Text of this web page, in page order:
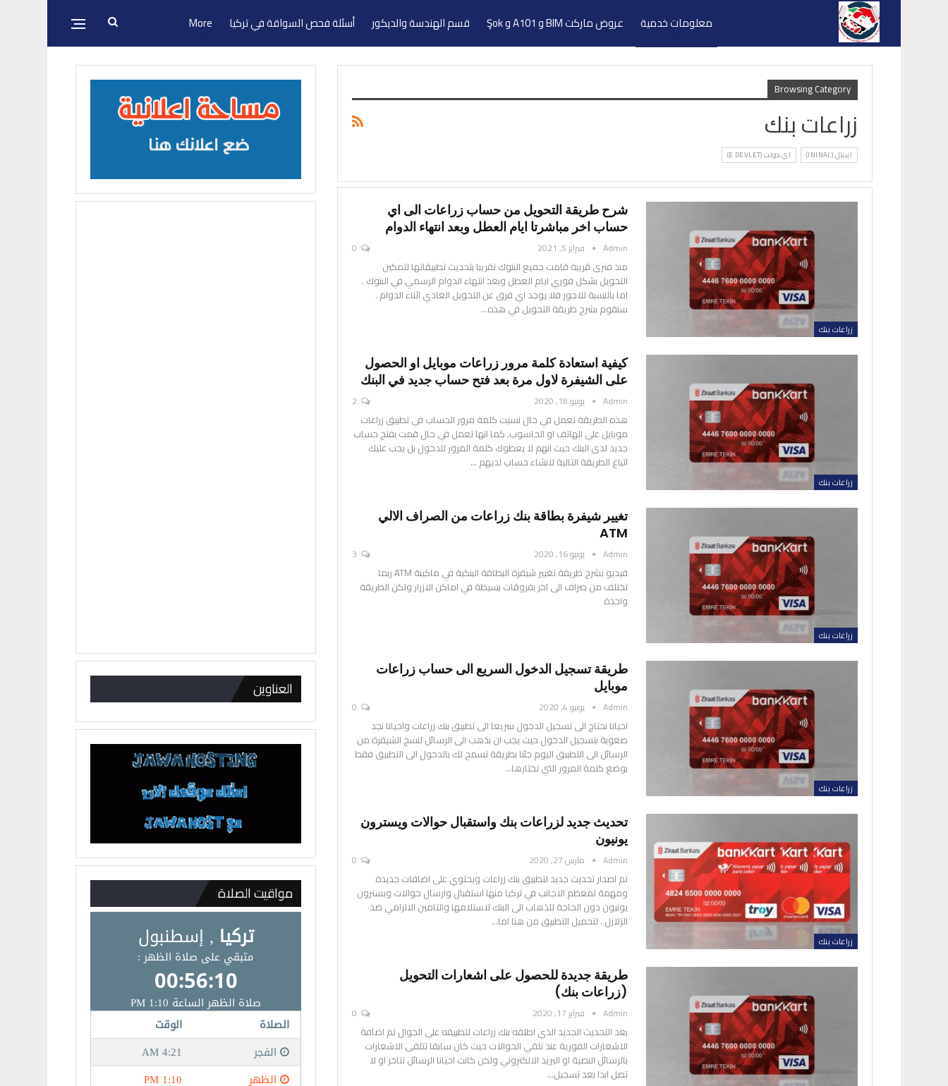
معلومات خدمية عروض ماركت BIM و A101 و Şok قسم الهندسة والديكور أسئلة فحص السواقة في تركيا More
Browsing Category
زراعات بنك
انينال (ININAL) اي دولت (E DEVLET)
زراعات بنك
شرح طريقة التحويل من حساب زراعات الى اي
حساب اخر مباشرتا ايام العطل وبعد انتهاء الدوام
Admin فبراير 5, 2021
منذ فترى قريبة قامت جميع البنوك تقريبا بتحديث تطبيقاتها لتمكين
التحويل بشكل فوري ايام العطل وبعد انتهاء الدوام الرسمي في البنوك .
اما بالنسبة للاجور فلا يوجد اي فرق عن التحويل العادي اثناء الدوام .
سنقوم بشرح طريقة التحويل في هذه…
زراعات بنك
كيفية استعادة كلمة مرور زراعات موبايل او الحصول
على الشيفرة لاول مرة بعد فتح حساب جديد في البنك
Admin يونيو 18, 2020
هذه الطريقة تعمل في حال نسيت كلمة مرور الحساب في تطبيق زراعات
موبايل على الهاتف او الحاسوب. كما انها تعمل في حال قمت بفتح حساب
جديد لدى البنك حيث انهم لا يعطوك كلمة المرور للدخول بل يجب عليك
اتباع الطريقة التالية لانشاء حساب لديهم …
زراعات بنك
تغيير شيفرة بطاقة بنك زراعات من الصراف الالي
ATM
Admin يونيو 16, 2020
فيديو يشرح طريقة تغيير شيفرة البطاقة البنكية في ماكينة ATM ربما
تختلف من صراف الى اخر بفروقات بسيطة في اماكن الازرار ولكن الطريقة
واحدة
زراعات بنك
طريقة تسجيل الدخول السريع الى حساب زراعات
موبايل
Admin يونيو 4, 2020
احيانا نحتاج الى تسجيل الدخول سريعا الى تطبيق بنك زراعات واحيانا نجد
صعوبة بتسجيل الدخول حيث يجب ان نذهب الى الرسائل لنسخ الشيفرة من
الرسائل الى التطبيق اليوم جئنا بطريقة تسمح لك بالدخول الى التطبيق فقط
بوضع كلمة المرور التي تختارها…
زراعات بنك
تحديث جديد لزراعات بنك واستقبال حوالات ويسترون
يونيون
Admin مارس 27, 2020
تم اصدار تحديث جديد لتطبيق بنك زراعات ويحتوي على اضافات جديدة
ومهمة لمعظم الاجانب في تركيا منها استقبال وارسال حوالات ويسترون
يونيون دون الحاجة للذهاب الى البنك لاستلامها والتامين الالزامي ضد
الزلازل . لتحميل التطبيق من هنا اما…
طريقة جديدة للحصول على اشعارات التحويل
(زراعات بنك)
Admin فبراير 17, 2020
بعد التحديث الجديد الذي اطلقه بنك زراعات لتطبيقه على الجوال تم اضافة
الاشعارات الفورية عند تلقي الحوالات حيث كان سابقا تتلقى الاشعارات
بالرسائل النصية او البريد الالكتروني ولكن كانت احيانا الرسائل تتاخر او لا
تصل ابدا بعد تسجيل…
العناوين
مواقيت الصلاة